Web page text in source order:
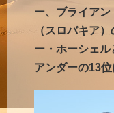
ー、ブライア
（スロバキア
ー・ホーシェ
アンダーの13位